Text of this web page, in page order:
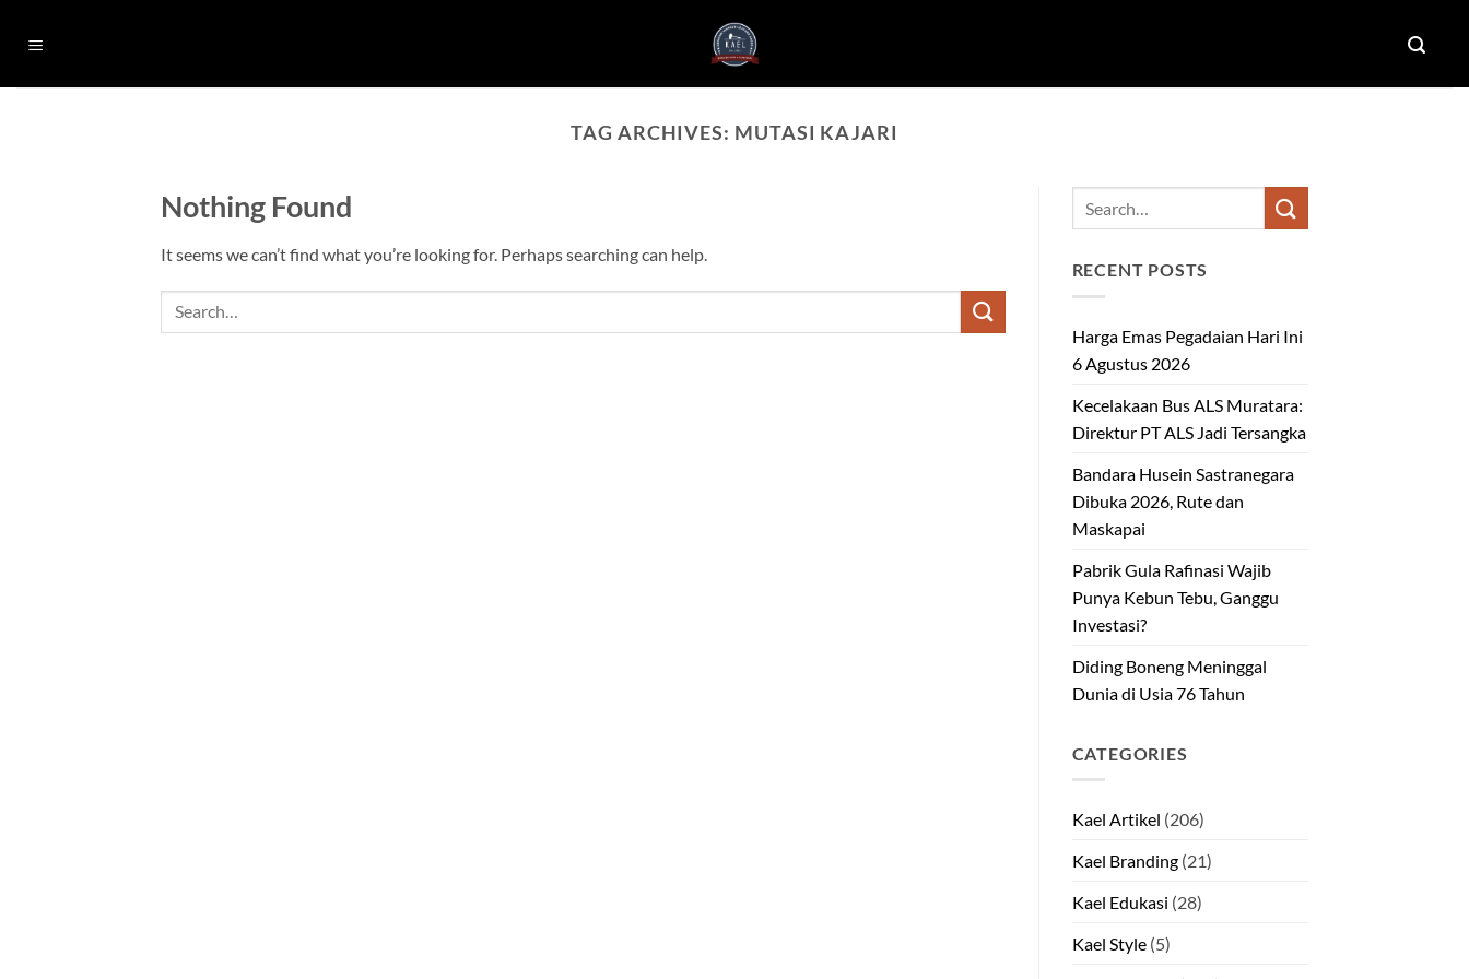
TAG ARCHIVES: MUTASI KAJARI
Nothing Found
It seems we can’t find what you’re looking for. Perhaps searching can help.
RECENT POSTS
Harga Emas Pegadaian Hari Ini
6 Agustus 2026
Kecelakaan Bus ALS Muratara:
Direktur PT ALS Jadi Tersangka
Bandara Husein Sastranegara
Dibuka 2026, Rute dan
Maskapai
Pabrik Gula Rafinasi Wajib
Punya Kebun Tebu, Ganggu
Investasi?
Diding Boneng Meninggal
Dunia di Usia 76 Tahun
CATEGORIES
Kael Artikel (206)
Kael Branding(21)
Kael Edukasi (28)
Kael Style(5)